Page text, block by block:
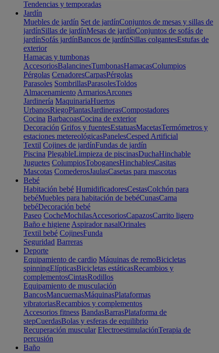
Tendencias y temporadas
Jardín
Muebles de jardín Set de jardínConjuntos de mesas y sillas de
jardínSillas de jardínMesas de jardínConjuntos de sofás de
jardínSofás jardínBancos de jardínSillas colgantesEstufas de
exterior
Hamacas y tumbonas
AccesoriosBalancinesTumbonasHamacasColumpios
Pérgolas CenadoresCarpasPérgolas
Parasoles SombrillasParasolesToldos
Almacenamiento ArmariosArcones
Jardinería MaquinariaHuertos
UrbanosRiegoPlantasJardinerasCompostadores
Cocina BarbacoasCocina de exterior
Decoración Grifos y fuentesEstatuasMacetasTermómetros y
estaciones metereológicasPanelesCesped Artificial
Textil Cojines de jardínFundas de jardín
Piscina PlegableLimpieza de piscinasDuchaHinchable
Juguetes ColumpiosToboganesHinchablesCasitas
Mascotas ComederosJaulasCasetas para mascotas
Bebé
Habitación bebé HumidificadoresCestasColchón para
bebéMuebles para habitación de bebéCunasCama
bebéDecoración bebé
Paseo CocheMochilasAccesoriosCapazosCarrito ligero
Baño e higiene Aspirador nasalOrinales
Textil bebé CojinesFunda
Seguridad Barreras
Deporte
Equipamiento de cardio Máquinas de remoBicicletas
spinningElípticasBicicletas estáticasRecambios y
complementosCintasRodillos
Equipamiento de musculación
BancosMancuernasMáquinasPlataformas
vibratoriasRecambios y complementos
Accesorios fitness BandasBarrasPlataforma de
stepCuerdasBolas y esferas de equilibrio
Recuperación muscular ElectroestimulaciónTerapia de
percusión
Baño